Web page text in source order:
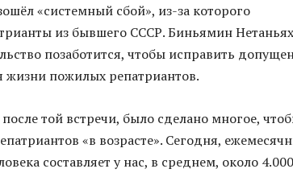
«системный сбой», из-за которого
из бывшего СССР. Биньямин
позаботится, чтобы исправить
жизни пожилых репатриантов.
той встречи, было сделано многое,
«в возрасте». Сегодня,
составляет у нас, в среднем, около 4.000